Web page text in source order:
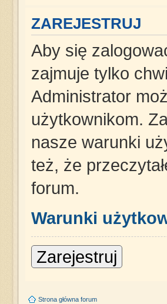
ZAREJESTRUJ
Aby się
zajmuje tylko
Administrator
użytkownikom.
nasze warunki
też, że
forum.
Warunki
Zarejestruj
Strona główna forum